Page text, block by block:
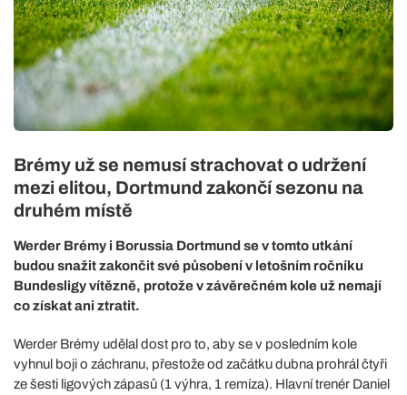
Brémy už se nemusí strachovat o udržení
mezi elitou, Dortmund zakončí sezonu na
druhém místě
Werder Brémy i Borussia Dortmund se v tomto utkání
budou snažit zakončit své působení v letošním ročníku
Bundesligy vítězně, protože v závěrečném kole už nemají
co získat ani ztratit.
Werder Brémy udělal dost pro to, aby se v posledním kole
vyhnul boji o záchranu, přestože od začátku dubna prohrál čtyři
ze šesti ligových zápasů (1 výhra, 1 remíza). Hlavní trenér Daniel